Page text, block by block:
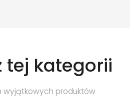
tej kategorii
wyjątkowych produktów